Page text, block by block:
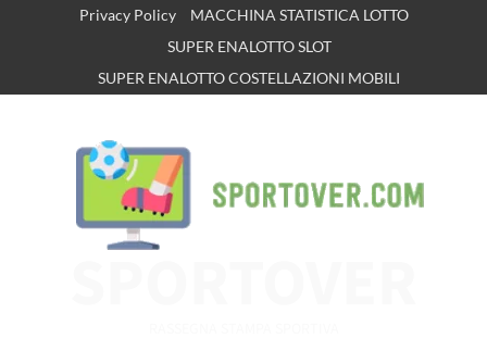
Privacy Policy
MACCHINA STATISTICA LOTTO
SUPER ENALOTTO SLOT
SUPER ENALOTTO COSTELLAZIONI MOBILI